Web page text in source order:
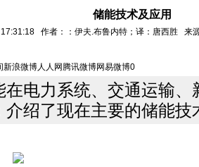
储能技术及应用
作者：：伊夫.布鲁内特；译：唐西胜 来
新浪微博人人网 腾讯微博网易微博0
在电力系统、交通运输
介绍了现在主要的储能技